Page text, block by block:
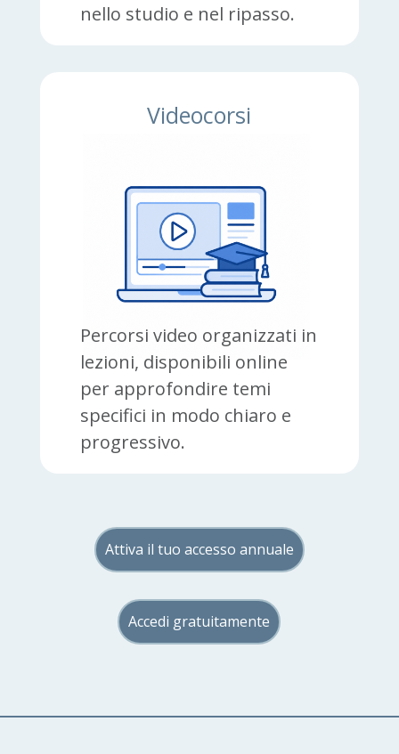
nello studio e nel ripasso.
Videocorsi
Percorsi video organizzati in
lezioni, disponibili online
per approfondire temi
specifici in modo chiaro e
progressivo.
Attiva il tuo accesso annuale
Accedi gratuitamente